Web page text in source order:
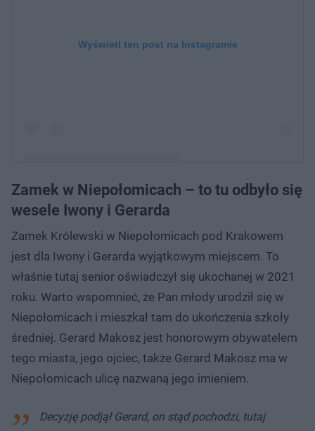
Wyświetl ten post na Instagramie
Post udostępniony przez Sanatorium miłości TVP
Zamek w Niepołomicach – to tu odbyło się
wesele Iwony i Gerarda
Zamek Królewski w Niepołomicach pod Krakowem
jest dla Iwony i Gerarda wyjątkowym miejscem. To
właśnie tutaj senior oświadczył się ukochanej w 2021
roku. Warto wspomnieć, że Pan młody urodził się w
Niepołomicach i mieszkał tam do ukończenia szkoły
średniej. Gerard Makosz jest honorowym obywatelem
tego miasta, jego ojciec, także Gerard Makosz ma w
Niepołomicach ulicę nazwaną jego imieniem.
Decyzję podjął Gerard, on stąd pochodzi, tutaj